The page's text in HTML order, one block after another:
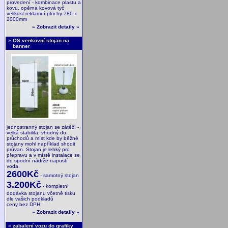
provedení - kombinace plastu a
kovu, opěrná kovová tyč
velikost reklamní plochy:780 x
2000mm
» Zobrazit detaily »
» OS venkovní stojan na
banner
jednostranný stojan se zátěží -
velká stabilita, vhodný do
průchodů a míst kde by běžné
stojany mohl například shodit
průvan. Stojan je lehký pro
přepravu a v místě instalace se
do spodní nádrže napustí
voda.
2600Kč - samotný stojan
3.200Kč - kompletní
dodávka stojanu včetně tisku
dle vašich podkladů
ceny bez DPH
» Zobrazit detaily »
» zabalení vozu do grafiky